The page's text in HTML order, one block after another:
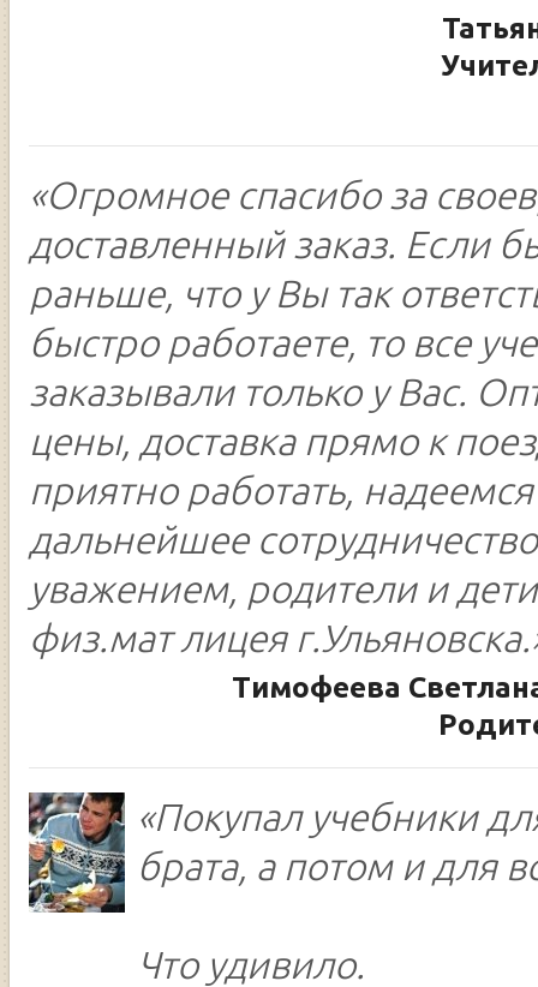
«Огромное спасибо за
доставленный заказ. Если
раньше, что у Вы так
быстро работаете, то все
заказывали только у Вас.
цены, доставка прямо к
приятно работать,
дальнейшее
уважением, родители и
физ.мат лицея
Тимофеева
«Покупал учебники
брата, а потом и для
Что удивило.